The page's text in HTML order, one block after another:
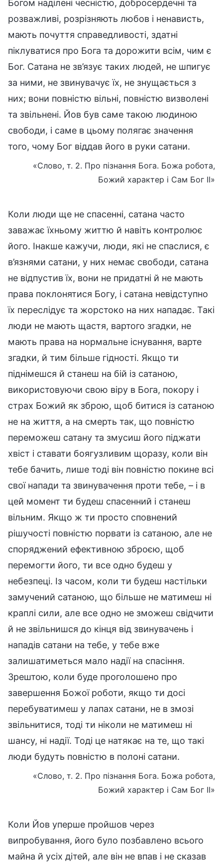
Богом наділені чесністю, добросердечні та
розважливі, розрізняють любов і ненависть,
мають почуття справедливості, здатні
піклуватися про Бога та дорожити всім, чим є
Бог. Сатана не зв’язує таких людей, не шпигує
за ними, не звинувачує їх, не знущається з
них; вони повністю вільні, повністю визволені
та звільнені. Йов був саме такою людиною
свободи, і саме в цьому полягає значення
того, чому Бог віддав його в руки сатани.
«Слово, т. 2. Про пізнання Бога. Божа робота,
Божий характер і Сам Бог II»
Коли люди ще не спасенні, сатана часто
заважає їхньому життю й навіть контролює
його. Інакше кажучи, люди, які не спаслися, є
в’язнями сатани, у них немає свободи, сатана
не відпустив їх, вони не придатні й не мають
права поклонятися Богу, і сатана невідступно
їх переслідує та жорстоко на них нападає. Такі
люди не мають щастя, вартого згадки, не
мають права на нормальне існування, варте
згадки, й тим більше гідності. Якщо ти
піднімешся й станеш на бій із сатаною,
використовуючи свою віру в Бога, покору і
страх Божий як зброю, щоб битися із сатаною
не на життя, а на смерть так, що повністю
переможеш сатану та змусиш його піджати
хвіст і ставати боягузливим щоразу, коли він
тебе бачить, лише тоді він повністю покине всі
свої напади та звинувачення проти тебе, – і в
цей момент ти будеш спасенний і станеш
вільним. Якщо ж ти просто сповнений
рішучості повністю порвати із сатаною, але не
споряджений ефективною зброєю, щоб
перемогти його, ти все одно будеш у
небезпеці. Із часом, коли ти будеш настільки
замучений сатаною, що більше не матимеш ні
краплі сили, але все одно не зможеш свідчити
й не звільнишся до кінця від звинувачень і
нападів сатани на тебе, у тебе вже
залишатиметься мало надії на спасіння.
Зрештою, коли буде проголошено про
завершення Божої роботи, якщо ти досі
перебуватимеш у лапах сатани, не в змозі
звільнитися, тоді ти ніколи не матимеш ні
шансу, ні надії. Тоді це натякає на те, що такі
люди будуть повністю в полоні сатани.
«Слово, т. 2. Про пізнання Бога. Божа робота,
Божий характер і Сам Бог II»
Коли Йов уперше пройшов через
випробування, його було позбавлено всього
майна й усіх дітей, але він не впав і не сказав